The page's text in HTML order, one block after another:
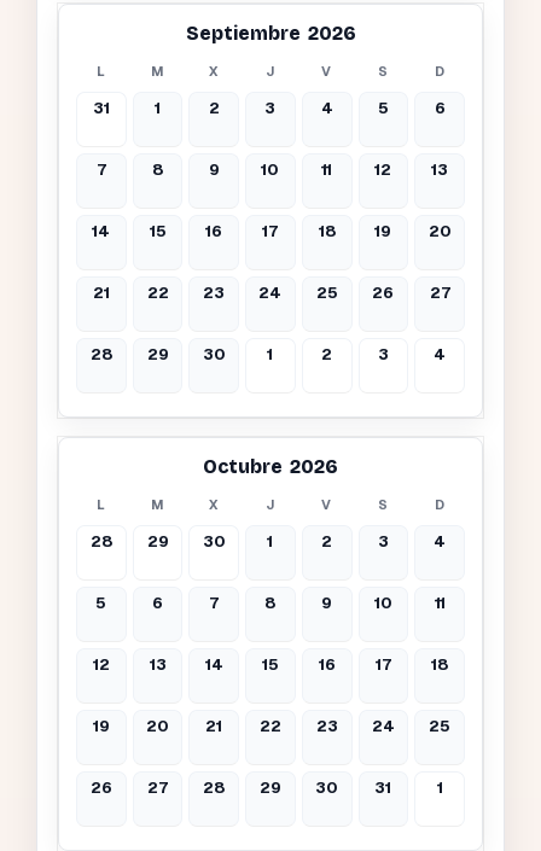
Septiembre 2026
L M X J V S D
31 1 2 3 4 5 6
7 8 9 10 11 12 13
14 15 16 17 18 19 20
21 22 23 24 25 26 27
28 29 30 1 2 3 4
Octubre 2026
L M X J V S D
28 29 30 1 2 3 4
5 6 7 8 9 10 11
12 13 14 15 16 17 18
19 20 21 22 23 24 25
26 27 28 29 30 31 1